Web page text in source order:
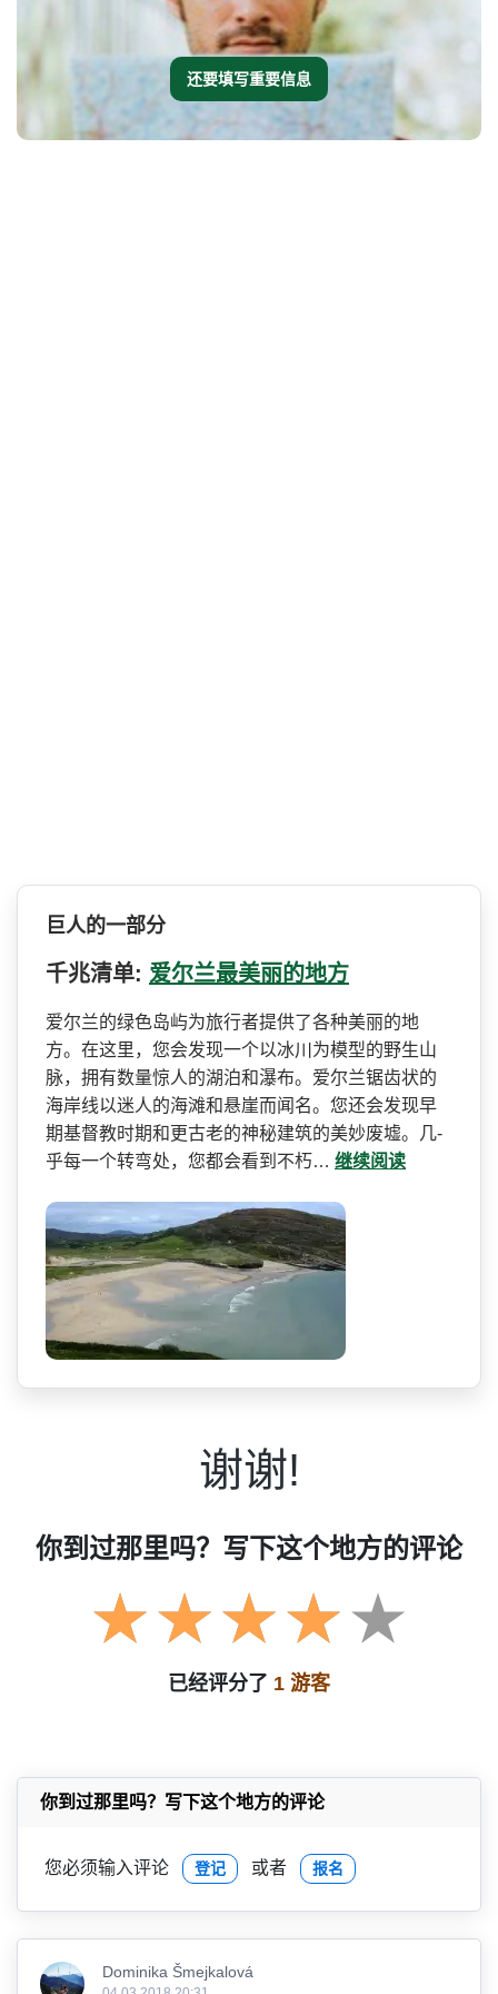
还要填写重要信息
巨人的一部分
千兆清单: 爱尔兰最美丽的地方
爱尔兰的绿色岛屿为旅行者提­供了各种美丽的地
方。在这里，您会发现一个以冰川为­模型的野生山
脉，拥有数量惊人的湖泊和瀑布。爱尔兰­锯齿状的
海岸线以迷人的海滩和悬崖而闻名。您还会发­现早
期基督教时期和更古老的神秘建筑的美妙废墟。几­
乎每一个转弯处，您都会看到不朽… 继续阅读
谢谢!
你到过那里吗？写下这个地方的评论
已经评分了 1 游客
你到过那里吗？写下这个地方的评论
您必须输入评论 登记 或者 报名
Dominika Šmejkalová